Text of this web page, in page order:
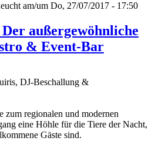
am/um Do, 27/07/2017 - 17:50
außergewöhnliche
& Event-Bar
DJ-Beschallung &
zum regionalen und modernen
eine Höhle für die Tiere der Nacht,
Gäste sind.